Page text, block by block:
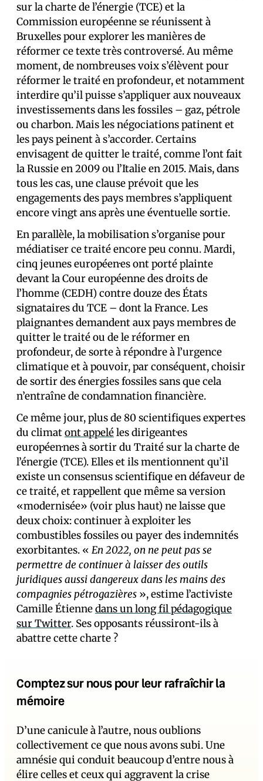
sur la charte de l’énergie (TCE) et la
Commission européenne se réunissent à
Bruxelles pour explorer les manières de
réformer ce texte très controversé. Au même
moment, de nombreuses voix s’élèvent pour
réformer le traité en profondeur, et notamment
interdire qu’il puisse s’appliquer aux nouveaux
investissements dans les fossiles – gaz, pétrole
ou charbon. Mais les négociations patinent et
les pays peinent à s’accorder. Certains
envisagent de quitter le traité, comme l’ont fait
la Russie en 2009 ou l’Italie en 2015. Mais, dans
tous les cas, une clause prévoit que les
engagements des pays membres s’appliquent
encore vingt ans après une éventuelle sortie.
En parallèle, la mobilisation s’organise pour
médiatiser ce traité encore peu connu. Mardi,
cinq jeunes européen·es ont porté plainte
devant la Cour européenne des droits de
l’homme (CEDH) contre douze des États
signataires du TCE – dont la France. Les
plaignant·es demandent aux pays membres de
quitter le traité ou de le réformer en
profondeur, de sorte à répondre à l’urgence
climatique et à pouvoir, par conséquent, choisir
de sortir des énergies fossiles sans que cela
n’entraîne de condamnation financière.
Ce même jour, plus de 80 scientifiques expert·es
du climatont appeléles dirigeant·es
européen·nes à sortir du Traité sur la charte de
l’énergie (TCE). Elles et ils mentionnent qu’il
existe un consensus scientifique en défaveur de
ce traité, et rappellent que même sa version
«modernisée» (voir plus haut) ne laisse que
deux choix: continuer à exploiter les
combustibles fossiles ou payer des indemnités
exorbitantes. « En 2022, on ne peut pas se
permettre de continuer à laisser des outils
juridiques aussi dangereux dans les mains des
compagnies pétrogazières », estime l’activiste
Camille Étiennedans un long fil pédagogique
sur Twitter. Ses opposants réussiront-ils à
abattre cette charte ?
Comptez sur nous pour leur rafraîchir la
mémoire
D’une canicule à l’autre, nous oublions
collectivement ce que nous avons subi. Une
amnésie qui conduit beaucoup d’entre nous à
élire celles et ceux qui aggravent la crise